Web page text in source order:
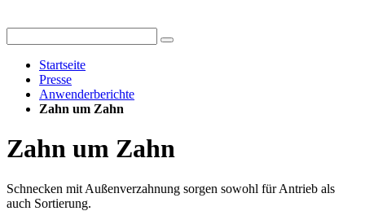
Startseite
Presse
Anwenderberichte
Zahn um Zahn
Zahn um Zahn
Schnecken mit Außenverzahnung sorgen sowohl für Antrieb als
auch Sortierung.